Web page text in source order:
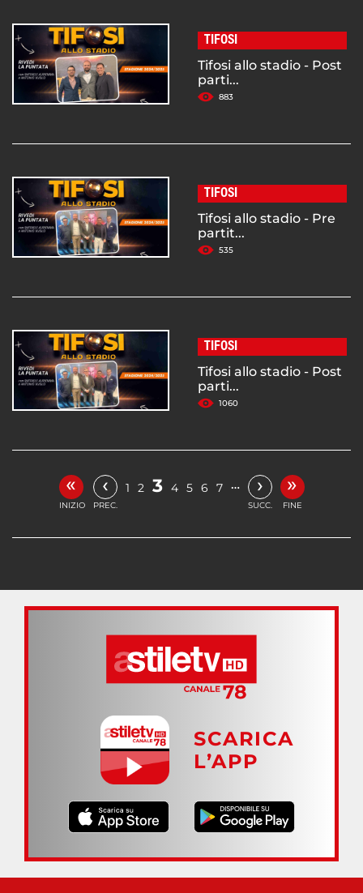
TIFOSI
Tifosi allo stadio - Post
parti...
883
TIFOSI
Tifosi allo stadio - Pre
partit...
535
TIFOSI
Tifosi allo stadio - Post
parti...
1060
«
INIZIO
‹
PREC.
1 2 3 4 5 6 7 … ›
SUCC.
»
FINE
SCARICA
L’APP